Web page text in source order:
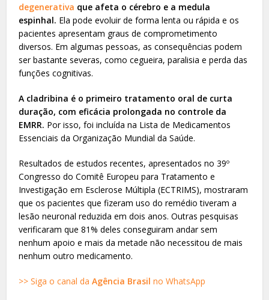
degenerativa que afeta o cérebro e a medula
espinhal. Ela pode evoluir de forma lenta ou rápida e os
pacientes apresentam graus de comprometimento
diversos. Em algumas pessoas, as consequências podem
ser bastante severas, como cegueira, paralisia e perda das
funções cognitivas.
A cladribina é o primeiro tratamento oral de curta
duração, com eficácia prolongada no controle da
EMRR. Por isso, foi incluída na Lista de Medicamentos
Essenciais da Organização Mundial da Saúde.
Resultados de estudos recentes, apresentados no 39º
Congresso do Comitê Europeu para Tratamento e
Investigação em Esclerose Múltipla (ECTRIMS), mostraram
que os pacientes que fizeram uso do remédio tiveram a
lesão neuronal reduzida em dois anos. Outras pesquisas
verificaram que 81% deles conseguiram andar sem
nenhum apoio e mais da metade não necessitou de mais
nenhum outro medicamento.
>> Siga o canal daAgência Brasilno WhatsApp